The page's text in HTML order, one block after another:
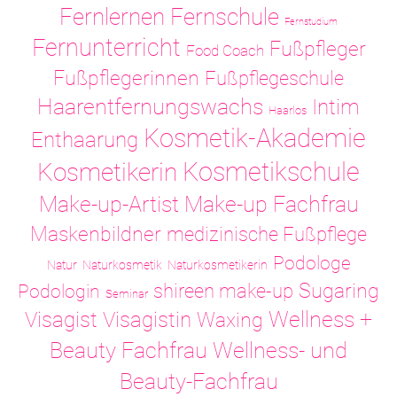
Fernlernen Fernschule Fernstudium
Fernunterricht Food Coach Fußpfleger
Fußpflegerinnen Fußpflegeschule
Haarentfernungswachs Haarlos Intim
Enthaarung Kosmetik-Akademie
Kosmetikerin Kosmetikschule
Make-up-Artist Make-up Fachfrau
Maskenbildner medizinische Fußpflege
Natur Naturkosmetik Naturkosmetikerin Podologe
Podologin Seminar shireen make-up Sugaring
Visagist Visagistin Waxing Wellness +
Beauty Fachfrau Wellness- und
Beauty-Fachfrau